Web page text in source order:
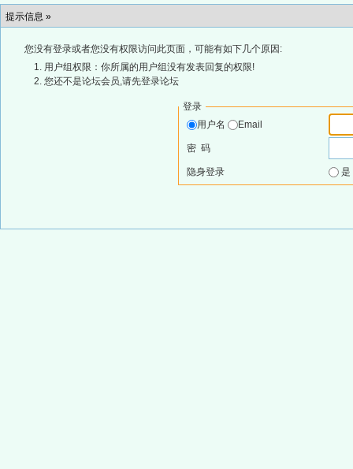
提示信息 »
您没有登录或者您没有权限访问此页面，可能有如下几个原因:
用户组权限：你所属的用户组没有发表回复的权限!
您还不是论坛会员,请先登录论坛
登录
用户名
Email
密 码
隐身登录